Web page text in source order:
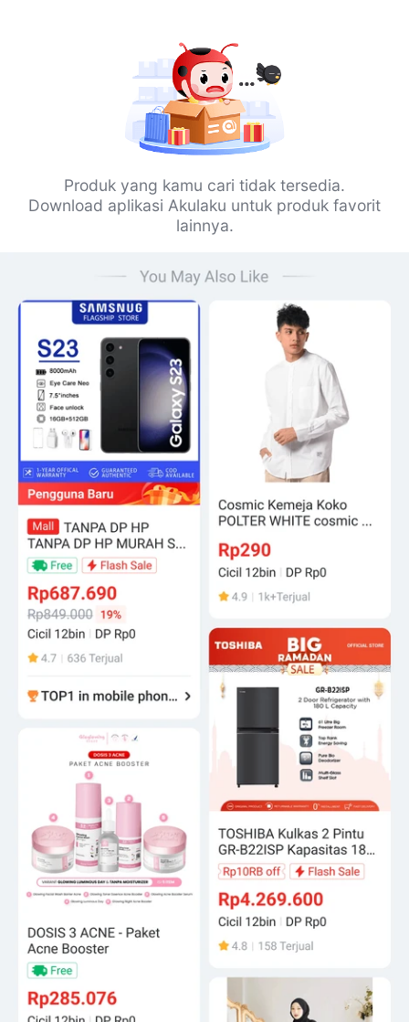
Produk yang kamu cari tidak tersedia.
Download aplikasi Akulaku untuk produk favorit
lainnya.